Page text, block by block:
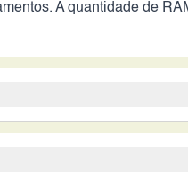
A quantidade de
fotos apresentem baixo